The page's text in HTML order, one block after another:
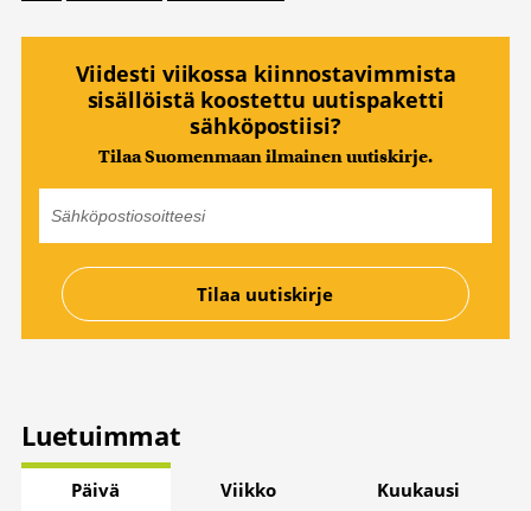
Viidesti viikossa kiinnostavimmista
sisällöistä koostettu uutispaketti
sähköpostiisi?
Tilaa Suomenmaan ilmainen uutiskirje.
Luetuimmat
Päivä Viikko Kuukausi